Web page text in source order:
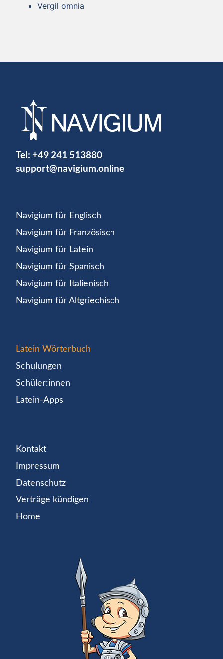
Vergil omnia
Tel: +49 241 513880
support@navigium.online
Navigium für Englisch
Navigium für Französisch
Navigium für Latein
Navigium für Spanisch
Navigium für Italienisch
Navigium für Altgriechisch
Latein Wörterbuch
Schulungen
Schüler:innen
Latein-Apps
Kontakt
Impressum
Datenschutz
Verträge kündigen
Home